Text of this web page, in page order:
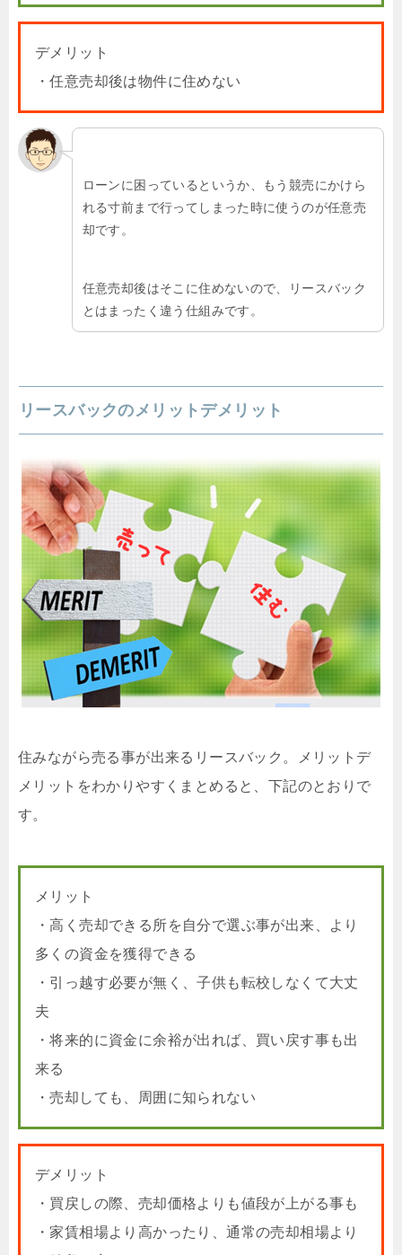
デメリット
・任意売却後は物件に住めない
ローンに困っているというか、もう競売にかけら
れる寸前まで行ってしまった時に使うのが任意売
却です。
任意売却後はそこに住めないので、リースバック
とはまったく違う仕組みです。
リースバックのメリットデメリット
住みながら売る事が出来るリースバック。メリットデ
メリットをわかりやすくまとめると、下記のとおりで
す。
メリット
・高く売却できる所を自分で選ぶ事が出来、より
多くの資金を獲得できる
・引っ越す必要が無く、子供も転校しなくて大丈
夫
・将来的に資金に余裕が出れば、買い戻す事も出
来る
・売却しても、周囲に知られない
デメリット
・買戻しの際、売却価格よりも値段が上がる事も
・家賃相場より高かったり、通常の売却相場より